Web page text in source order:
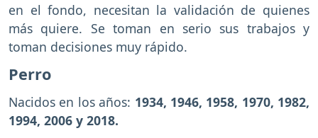
en el fondo, necesitan la validación de quienes
más quiere. Se toman en serio sus trabajos y
toman decisiones muy rápido.
Perro
Nacidos en los años: 1934, 1946, 1958, 1970, 1982,
1994, 2006 y 2018.